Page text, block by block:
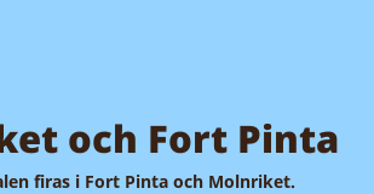
och Fort Pinta
firas i Fort Pinta och Molnriket.